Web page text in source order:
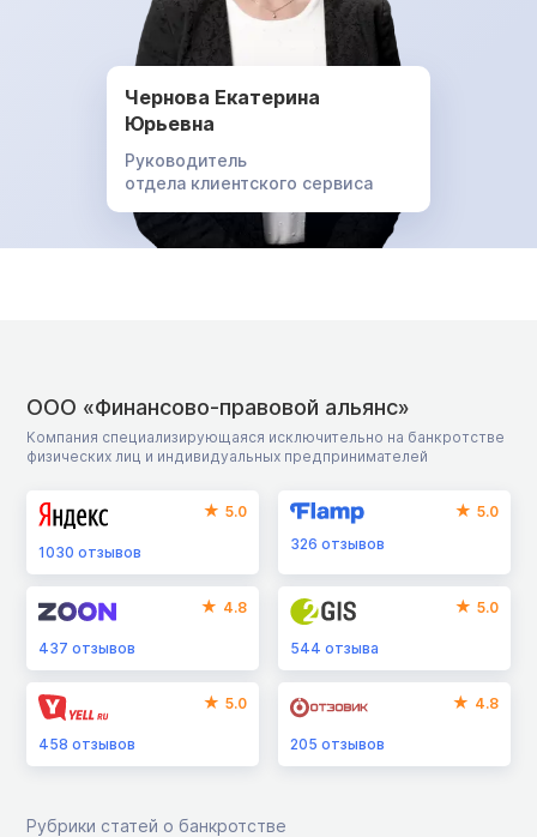
Чернова Екатерина
Юрьевна
Руководитель
отдела клиентского сервиса
ООО «Финансово-правовой альянс»
Компания специализирующаяся исключительно на банкротстве
физических лиц и индивидуальных предпринимателей
5.0
1030 отзывов
5.0
326отзывов
4.8
437 отзывов
5.0
544отзыва
5.0
458 отзывов
4.8
205отзывов
Рубрики статей о банкротстве